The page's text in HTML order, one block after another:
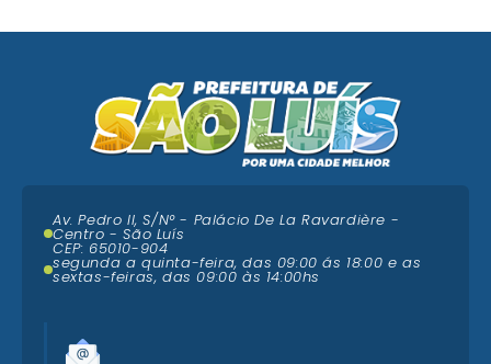
Av. Pedro II, S/N° - Palácio De La Ravardière -
Centro - São Luís
CEP: 65010-904
segunda a quinta-feira, das 09:00 ás 18:00 e as
sextas-feiras, das 09:00 às 14:00hs